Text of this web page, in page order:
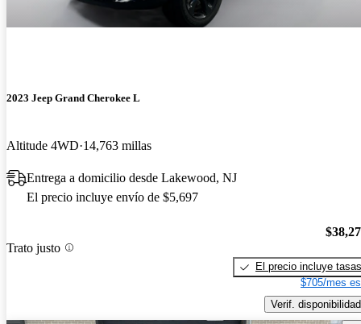
2023 Jeep Grand Cherokee L
Altitude 4WD 14,763 millas
Entrega a domicilio desde Lakewood, NJ
El precio incluye envío de $5,697
Trato justo
El precio incluye tasas
$705/mes
Verif. disponibilidad